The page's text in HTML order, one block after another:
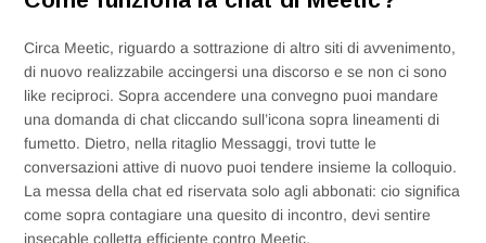
Circa Meetic, riguardo a sottrazione di altro siti di avvenimento,
di nuovo realizzabile accingersi una discorso e se non ci sono
like reciproci. Sopra accendere una convegno puoi mandare
una domanda di chat cliccando sull’icona sopra lineamenti di
fumetto. Dietro, nella ritaglio Messaggi, trovi tutte le
conversazioni attive di nuovo puoi tendere insieme la colloquio.
La messa della chat ed riservata solo agli abbonati: cio significa
come sopra contagiare una quesito di incontro, devi sentire
insecable colletta efficiente contro Meetic.